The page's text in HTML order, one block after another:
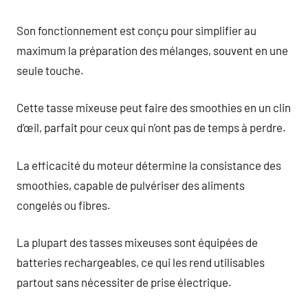
Son fonctionnement est conçu pour simplifier au
maximum la préparation des mélanges, souvent en une
seule touche.
Cette tasse mixeuse peut faire des smoothies en un clin
d’œil, parfait pour ceux qui n’ont pas de temps à perdre.
La efficacité du moteur détermine la consistance des
smoothies, capable de pulvériser des aliments
congelés ou fibres.
La plupart des tasses mixeuses sont équipées de
batteries rechargeables, ce qui les rend utilisables
partout sans nécessiter de prise électrique.